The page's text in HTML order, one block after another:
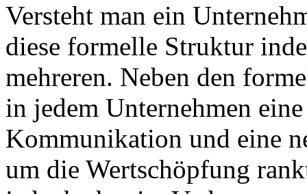
Versteht man ein
diese formelle Struktur
mehreren. Neben den
in jedem Unternehmen
Kommunikation und eine
um die Wertschöpfung